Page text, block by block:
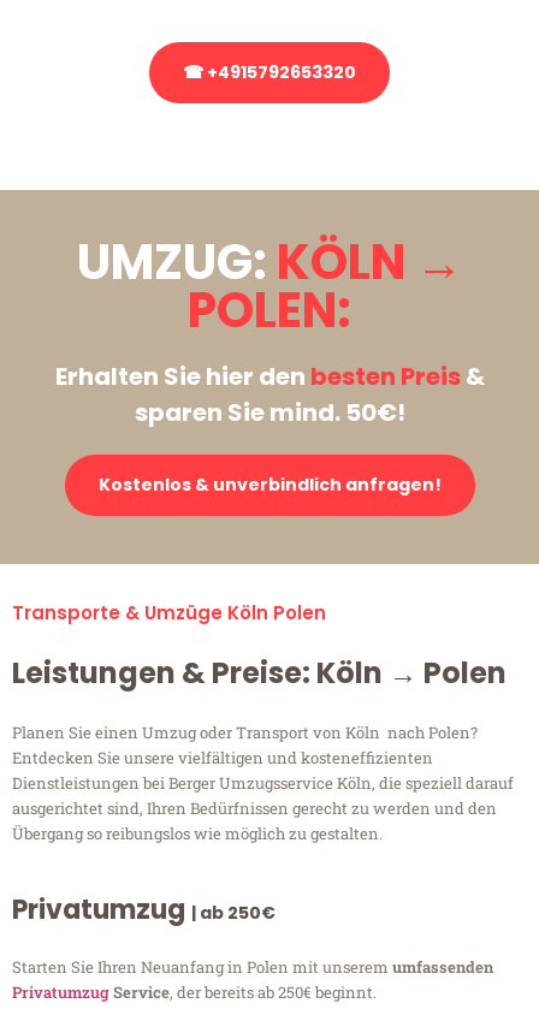
☎ +4915792653320
UMZUG: KÖLN →
POLEN:
Erhalten Sie hier den besten Preis&
sparen Sie mind. 50€!
Kostenlos & unverbindlich anfragen!
Transporte & Umzüge Köln Polen
Leistungen & Preise: Köln → Polen
Planen Sie einen Umzug oder Transport von Köln nach Polen?
Entdecken Sie unsere vielfältigen und kosteneffizienten
Dienstleistungen bei Berger Umzugsservice Köln, die speziell darauf
ausgerichtet sind, Ihren Bedürfnissen gerecht zu werden und den
Übergang so reibungslos wie möglich zu gestalten.
Privatumzug | ab 250€
Starten Sie Ihren Neuanfang in Polen mit unserem umfassenden
PrivatumzugService, der bereits ab 250€ beginnt.